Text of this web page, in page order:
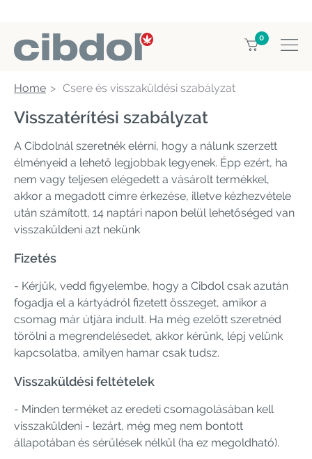
0
Home Csere és visszaküldési szabályzat
Visszatérítési szabályzat
A Cibdolnál szeretnék elérni, hogy a nálunk szerzett
élményeid a lehető legjobbak legyenek. Épp ezért, ha
nem vagy teljesen elégedett a vásárolt termékkel,
akkor a megadott címre érkezése, illetve kézhezvétele
után számított, 14 naptári napon belül lehetőséged van
visszaküldeni azt nekünk
Fizetés
- Kérjük, vedd figyelembe, hogy a Cibdol csak azután
fogadja el a kártyádról fizetett összeget, amikor a
csomag már útjára indult. Ha még ezelőtt szeretnéd
törölni a megrendelésedet, akkor kérünk, lépj velünk
kapcsolatba, amilyen hamar csak tudsz.
Visszaküldési feltételek
- Minden terméket az eredeti csomagolásában kell
visszaküldeni - lezárt, még meg nem bontott
állapotában és sérülések nélkül (ha ez megoldható).